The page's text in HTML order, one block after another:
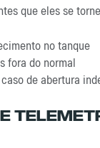
que eles se
no tanque
fora do normal
de abertura